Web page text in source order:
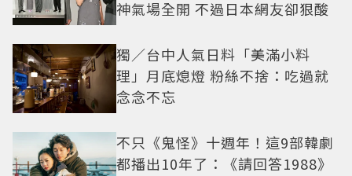
神氣場全開 不過日本網友卻狠酸
獨／台中人氣日料「美滿小料
理」月底熄燈 粉絲不捨：吃過就
念念不忘
不只《鬼怪》十週年！這9部韓劇
都播出10年了：《請回答1988》